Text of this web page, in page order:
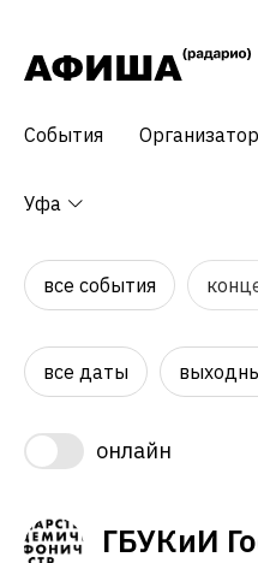
События
Уфа
все события
все даты
онлайн
ГБУКиИ